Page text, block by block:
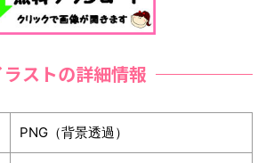
ラストの詳細情報
PNG（背景透過）